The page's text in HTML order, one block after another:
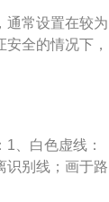
行驶时，借道
、扣”3分“：驾
路匝道上超
先行相对方向
按规定让行城
通常设置在较为
全的情况下，
双向车道时，
以在保证安全
种线条、箭
。其他交通线
白色虚线是分隔
越线行驶，常
、白色虚线：
识别线；画于路
隔同向行驶的